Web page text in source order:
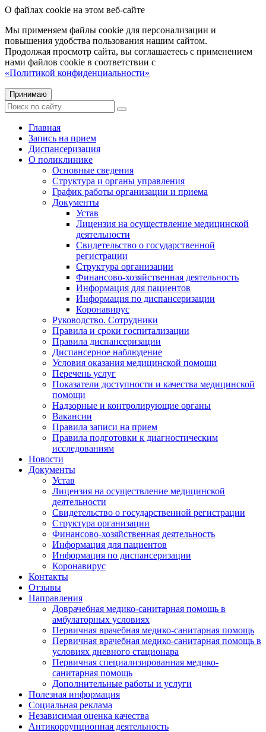
О файлах cookie на этом веб-сайте
Мы применяем файлы cookie для персонализации и
повышения удобства пользования нашим сайтом.
Продолжая просмотр сайта, вы соглашаетесь с применением
нами файлов cookie в соответствии с
«Политикой конфиденциальности»
Принимаю
Главная
Запись на прием
Диспансеризация
О поликлинике
Основные сведения
Структура и органы управления
График работы организации и приема
Документы
Устав
Лицензия на осуществление медицинской
деятельности
Свидетельство о государственной
регистрации
Структура организации
Финансово-хозяйственная деятельность
Информация для пациентов
Информация по диспансеризации
Коронавирус
Руководство. Сотрудники
Правила и сроки госпитализации
Правила диспансеризации
Диспансерное наблюдение
Условия оказания медицинской помощи
Перечень услуг
Показатели доступности и качества медицинской
помощи
Надзорные и контролирующие органы
Вакансии
Правила записи на прием
Правила подготовки к диагностическим
исследованиям
Новости
Документы
Устав
Лицензия на осуществление медицинской
деятельности
Свидетельство о государственной регистрации
Структура организации
Финансово-хозяйственная деятельность
Информация для пациентов
Информация по диспансеризации
Коронавирус
Контакты
Отзывы
Направления
Доврачебная медико-санитарная помощь в
амбулаторных условиях
Первичная врачебная медико-санитарная помощь
Первичная врачебная медико-санитарная помощь в
условиях дневного стационара
Первичная специализированная медико-
санитарная помощь
Дополнительные работы и услуги
Полезная информация
Социальная реклама
Независимая оценка качества
Антикоррупционная деятельность